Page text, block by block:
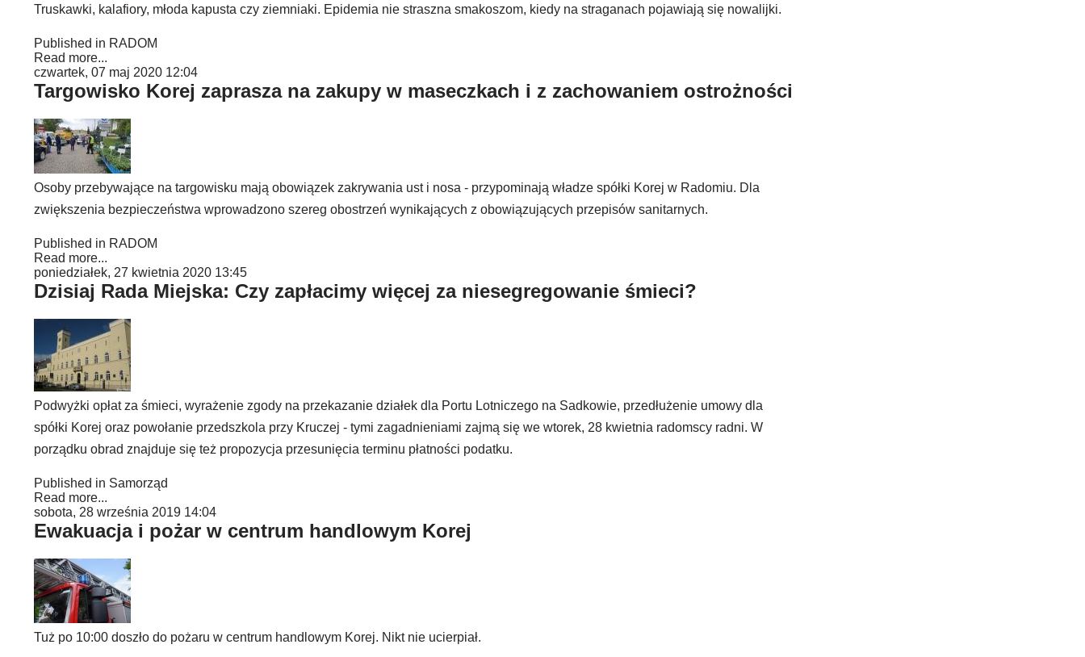
Truskawki, kalafiory, młoda kapusta czy ziemniaki. Epidemia nie straszna smakoszom, kiedy na straganach pojawiają się nowalijki.
Published in RADOM
Read more...
czwartek, 07 maj 2020 12:04
Targowisko Korej zaprasza na zakupy w maseczkach i z zachowaniem ostrożności
Osoby przebywające na targowisku mają obowiązek zakrywania ust i nosa - przypominają władze spółki Korej w Radomiu. Dla
zwiększenia bezpieczeństwa wprowadzono szereg obostrzeń wynikających z obowiązujących przepisów sanitarnych.
Published in RADOM
Read more...
poniedziałek, 27 kwietnia 2020 13:45
Dzisiaj Rada Miejska: Czy zapłacimy więcej za niesegregowanie śmieci?
Podwyżki opłat za śmieci, wyrażenie zgody na przekazanie działek dla Portu Lotniczego na Sadkowie, przedłużenie umowy dla
spółki Korej oraz powołanie przedszkola przy Kruczej - tymi zagadnieniami zajmą się we wtorek, 28 kwietnia radomscy radni. W
porządku obrad znajduje się też propozycja przesunięcia terminu płatności podatku.
Published in Samorząd
Read more...
sobota, 28 września 2019 14:04
Ewakuacja i pożar w centrum handlowym Korej
Tuż po 10:00 doszło do pożaru w centrum handlowym Korej. Nikt nie ucierpiał.